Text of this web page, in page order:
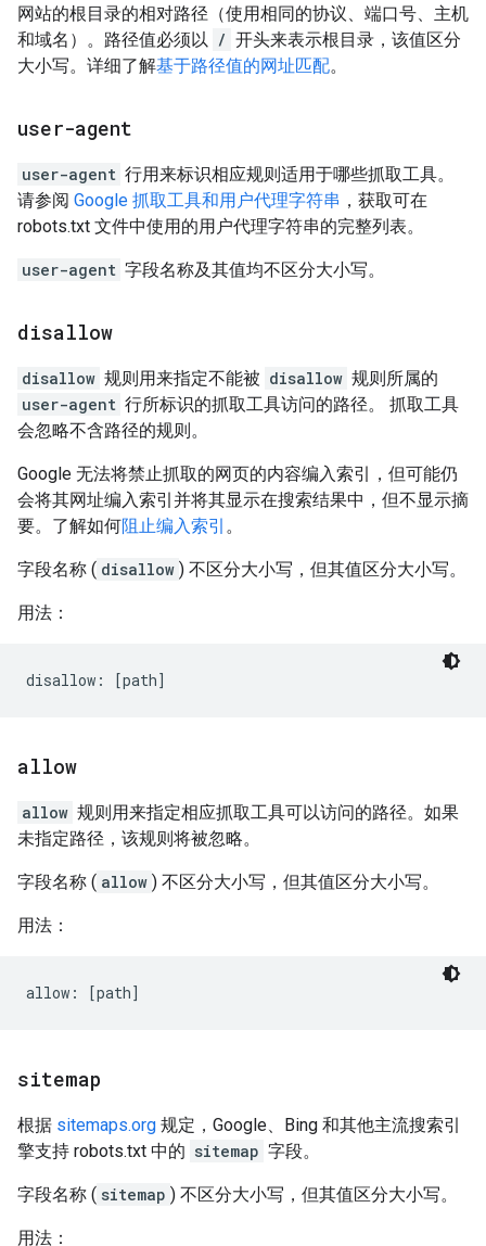
网站的根目录的相对路径（使用相同的协议、端口号、主机
和域名）。路径值必须以 / 开头来表示根目录，该值区分
大小写。详细了解基于路径值的网址匹配。
user-agent
user-agent 行用来标识相应规则适用于哪些抓取工具。
请参阅 Google 抓取工具和用户代理字符串 ，获取可在
robots.txt 文件中使用的用户代理字符串的完整列表。
user-agent 字段名称及其值均不区分大小写。
disallow
disallow 规则用来指定不能被 disallow 规则所属的
user-agent 行所标识的抓取工具访问的路径。 抓取工具
会忽略不含路径的规则。
Google 无法将禁止抓取的网页的内容编入索引，但可能仍
会将其网址编入索引并将其显示在搜索结果中，但不显示摘
要。了解如何阻止编入索引 。
字段名称 ( disallow ) 不区分大小写，但其值区分大小写。
用法：
allow
allow 规则用来指定相应抓取工具可以访问的路径。如果
未指定路径，该规则将被忽略。
字段名称 ( allow ) 不区分大小写，但其值区分大小写。
用法：
sitemap
根据 sitemaps.org 规定，Google、Bing 和其他主流搜索引
擎支持 robots.txt 中的 sitemap 字段。
字段名称 ( sitemap ) 不区分大小写，但其值区分大小写。
用法：